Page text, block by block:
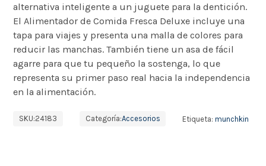
alternativa inteligente a un juguete para la dentición.
El Alimentador de Comida Fresca Deluxe incluye una
tapa para viajes y presenta una malla de colores para
reducir las manchas. También tiene un asa de fácil
agarre para que tu pequeño la sostenga, lo que
representa su primer paso real hacia la independencia
en la alimentación.
SKU:24183 Categoría:Accesorios Etiqueta:munchkin